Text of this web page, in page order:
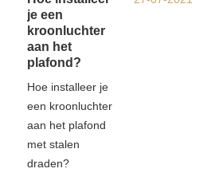
je een
kroonluchter
aan het
plafond?
Hoe installeer je
een kroonluchter
aan het plafond
met stalen
draden?